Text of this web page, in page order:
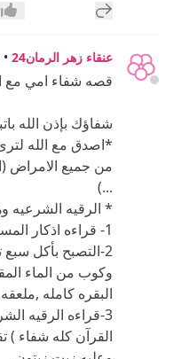
إضافة رد جديد
عنقاء زهر الرمان24 •
قصه شفاء امي مع
شفاؤك بإذن الله
*اصدق مع الله
من جميع الامراض
...)
* الرقيه الشرعيه
1- قراءه اذكار المساء والصباح
2-التصبح بأكل
وكوب من الماء
البقره كامله
3-قراءه الرقيه
القرآن كله شفاء )